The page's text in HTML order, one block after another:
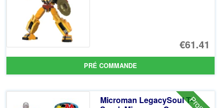
€61.41
PRÉ COMMANDE
Microman LegacySoul T-